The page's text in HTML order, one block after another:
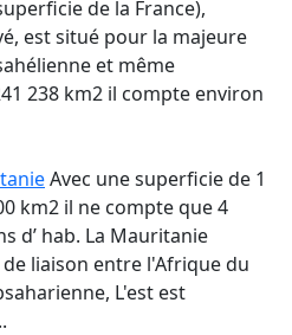
de la France),
est situé pour la majeure
et même
238 km2 il compte environ
Avec une superficie de 1
km2 il ne compte que 4
d’ hab. La Mauritanie
liaison entre l'Afrique du
L'est est